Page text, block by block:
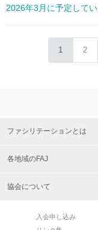
2026年3月に予定して
1 2
ファシリテーションとは
各地域のFAJ
協会について
入会申し込み